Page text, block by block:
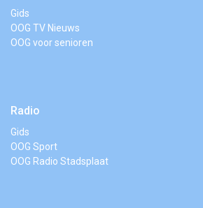
Gids
OOG TV Nieuws
OOG voor senioren
Radio
Gids
OOG Sport
OOG Radio Stadsplaat